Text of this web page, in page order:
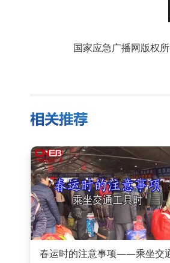
国家应急广播网版权
春运时的注意事项——乘坐交